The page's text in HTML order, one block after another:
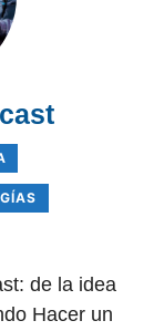
de la idea
Hacer un